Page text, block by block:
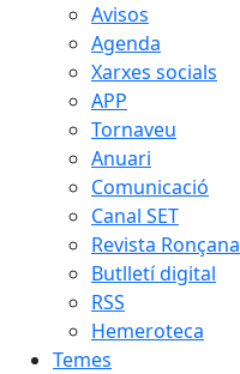
Avisos
Agenda
Xarxes socials
APP
Tornaveu
Anuari
Comunicació
Canal SET
Revista Ronçana
Butlletí digital
RSS
Hemeroteca
Temes